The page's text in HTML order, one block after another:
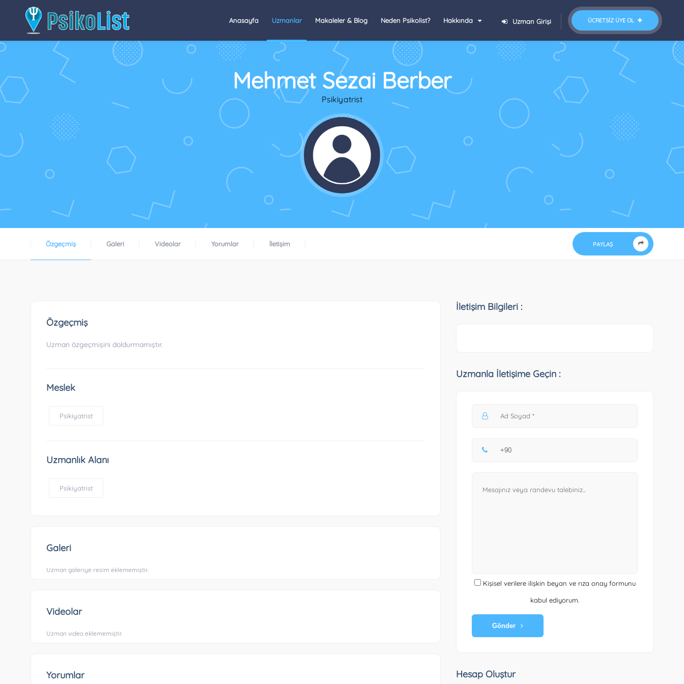
ÜCRETSIZ ÜYE OL
Uzman Girişi
Anasayfa Uzmanlar Makaleler & Blog Neden Psikolist? Hakkında
Mehmet Sezai Berber
Psikiyatrist
Özgeçmiş Galeri Videolar Yorumlar İletişim PAYLAŞ
Özgeçmiş
Uzman özgeçmişini doldurmamıştır.
Meslek
Psikiyatrist
Uzmanlık Alanı
Psikiyatrist
Galeri
Uzman galeriye resim eklememiştir.
Videolar
Uzman video eklememiştir.
Yorumlar
İletişim Bilgileri :
Uzmanla İletişime Geçin :
Kişisel verilere ilişkin beyan ve rıza onay formunu
kabul ediyorum.
Gönder
Hesap Oluştur